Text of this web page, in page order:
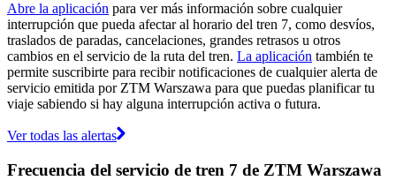
Abre la aplicación para ver más información sobre cualquier
interrupción que pueda afectar al horario del tren 7, como desvíos,
traslados de paradas, cancelaciones, grandes retrasos u otros
cambios en el servicio de la ruta del tren. La aplicación también te
permite suscribirte para recibir notificaciones de cualquier alerta de
servicio emitida por ZTM Warszawa para que puedas planificar tu
viaje sabiendo si hay alguna interrupción activa o futura.
Ver todas las alertas
Frecuencia del servicio de tren 7 de ZTM Warszawa